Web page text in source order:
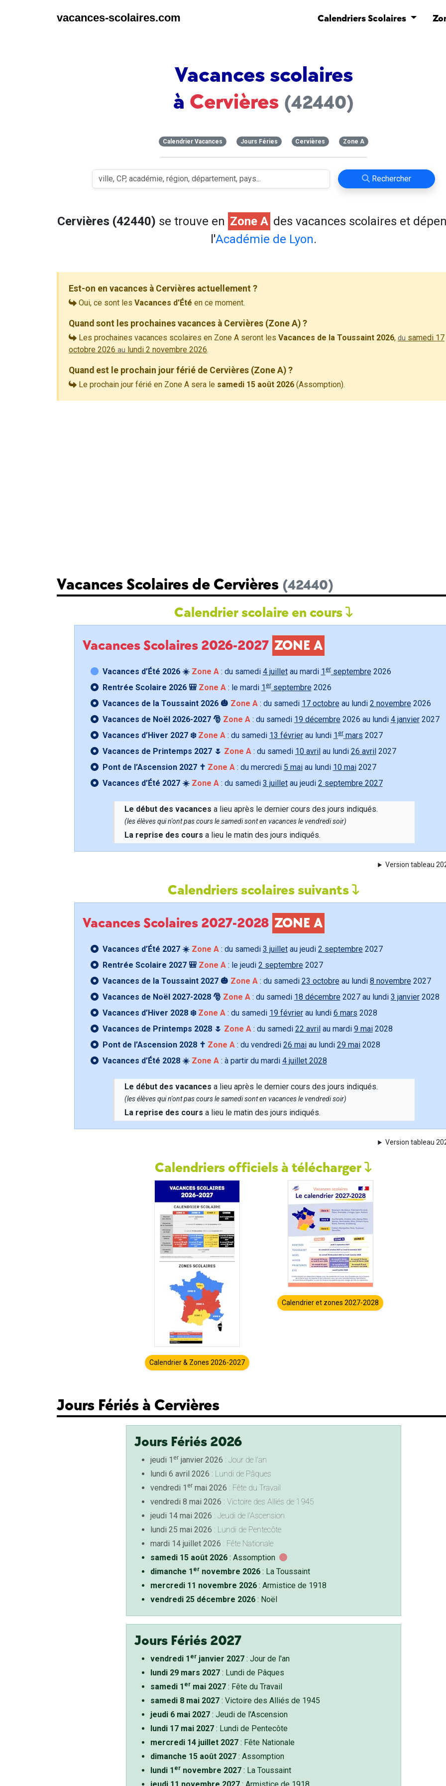
vacances-scolaires.com Calendriers Scolaires
Vacances scolaires
à Cervières (42440)
Calendrier Vacances Jours Féries Cervières Zone A
Rechercher
Cervières (42440) se trouve en Zone A des vacances scolaires et
l'Académie de Lyon.
Est-on en vacances à Cervières actuellement ?
Oui, ce sont les Vacances d'Été en ce moment.
Quand sont les prochaines vacances à Cervières (Zone A) ?
Les prochaines vacances scolaires en Zone A seront les Vacances de la Toussaint 2026, du samedi 17
octobre 2026 au lundi 2 novembre 2026.
Quand est le prochain jour férié de Cervières (Zone A) ?
Le prochain jour férié en Zone A sera le samedi 15 août 2026 (Assomption).
Vacances Scolaires de Cervières (42440)
Calendrier scolaire en cours
Vacances Scolaires 2026-2027 ZONE A
Vacances d’Été 2026 ☀️ Zone A: du samedi 4 juilletau mardi 1 erseptembre 2026
Rentrée Scolaire 2026 🎒 Zone A: le mardi 1erseptembre 2026
Vacances de la Toussaint 2026 🎃 Zone A: du samedi 17 octobre au lundi 2 novembre 2026
Vacances de Noël 2026-2027 🎅 Zone A: du samedi 19 décembre 2026 au lundi 4 janvier2027
Vacances d’Hiver 2027 ❄️ Zone A: du samedi 13 févrierau lundi 1ermars 2027
Vacances de Printemps 2027 🌷 Zone A: du samedi 10 avril au lundi 26 avril 2027
Pont de l’Ascension 2027 ✝️ Zone A: du mercredi 5 maiau lundi 10 mai2027
Vacances d’Été 2027 ☀️ Zone A: du samedi 3 juilletau jeudi 2 septembre 2027
Le début des vacances a lieu après le dernier cours des jours indiqués.
(les élèves qui n'ont pas cours le samedi sont en vacances le vendredi soir)
La reprise des cours a lieu le matin des jours indiqués.
Version tableau
Calendriers scolaires suivants
Vacances Scolaires 2027-2028 ZONE A
Vacances d’Été 2027 ☀️ Zone A: du samedi 3 juilletau jeudi 2 septembre 2027
Rentrée Scolaire 2027 🎒 Zone A: le jeudi 2 septembre 2027
Vacances de la Toussaint 2027 🎃 Zone A: du samedi 23 octobre au lundi 8 novembre 2027
Vacances de Noël 2027-2028 🎅 Zone A: du samedi 18 décembre 2027 au lundi 3 janvier2028
Vacances d’Hiver 2028 ❄️ Zone A: du samedi 19 févrierau lundi 6 mars 2028
Vacances de Printemps 2028 🌷 Zone A: du samedi 22 avril au mardi 9 mai2028
Pont de l’Ascension 2028 ✝️ Zone A: du vendredi 26 maiau lundi 29 mai2028
Vacances d’Été 2028 ☀️ Zone A: à partir du mardi 4 juillet 2028
Le début des vacances a lieu après le dernier cours des jours indiqués.
(les élèves qui n'ont pas cours le samedi sont en vacances le vendredi soir)
La reprise des cours a lieu le matin des jours indiqués.
Version tableau
Calendriers officiels à télécharger
Calendrier & Zones 2026-2027
Calendrier et zones 2027-2028
Jours Fériés à Cervières
Jours Fériés 2026
jeudi 1 erjanvier 2026 : Jour de l'an
lundi 6 avril 2026 : Lundi de Pâques
vendredi 1 ermai 2026 : Fête du Travail
vendredi 8 mai 2026 : Victoire des Alliés de 1945
jeudi 14 mai 2026 : Jeudi de l'Ascension
lundi 25 mai 2026 : Lundi de Pentecôte
mardi 14 juillet 2026 : Fête Nationale
samedi 15 août 2026: Assomption
dimanche 1 ernovembre 2026: La Toussaint
mercredi 11 novembre 2026: Armistice de 1918
vendredi 25 décembre 2026: Noël
Jours Fériés 2027
vendredi 1 erjanvier 2027: Jour de l'an
lundi 29 mars 2027: Lundi de Pâques
samedi 1 ermai 2027: Fête du Travail
samedi 8 mai 2027: Victoire des Alliés de 1945
jeudi 6 mai 2027: Jeudi de l'Ascension
lundi 17 mai 2027: Lundi de Pentecôte
mercredi 14 juillet 2027: Fête Nationale
dimanche 15 août 2027: Assomption
lundi 1 ernovembre 2027: La Toussaint
jeudi 11 novembre 2027: Armistice de 1918